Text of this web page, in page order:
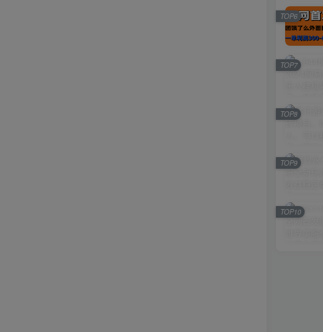
TOP6
TOP7
TOP8
TOP9
TOP10